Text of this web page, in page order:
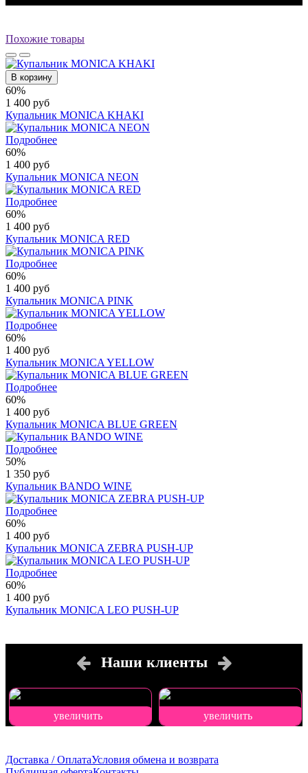
Похожие товары
В корзину
60%
1 400 руб
Купальник MONICA KHAKI
Подробнее
60%
1 400 руб
Купальник MONICA NEON
Подробнее
60%
1 400 руб
Купальник MONICA RED
Подробнее
60%
1 400 руб
Купальник MONICA PINK
Подробнее
60%
1 400 руб
Купальник MONICA YELLOW
Подробнее
60%
1 400 руб
Купальник MONICA BLUE GREEN
Подробнее
50%
1 350 руб
Купальник BANDO WINE
Подробнее
60%
1 400 руб
Купальник MONICA ZEBRA PUSH-UP
Подробнее
60%
1 400 руб
Купальник MONICA LEO PUSH-UP
Наши клиенты
увеличить увеличить
Доставка / ОплатаУсловия обмена и возврата